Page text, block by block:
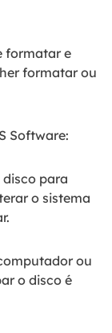
formatar e
formatar ou
Software:
para
o sistema
ou
o disco é